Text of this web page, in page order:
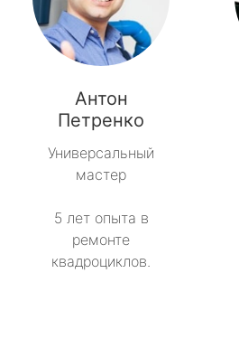
Антон
Петренко
Универсальный
мастер
5 лет опыта в
ремонте
квадроциклов.